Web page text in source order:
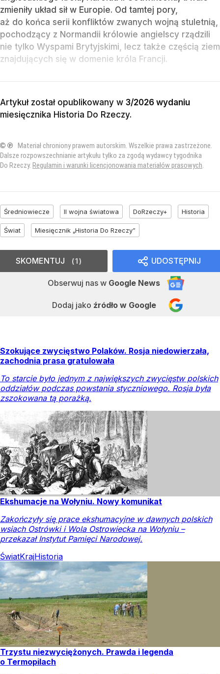
zmieniły układ sił w Europie. Od tamtej pory,
aż do końca serii konfliktów zwanych wojną stuletnią,
pochodzący z Normandii królowie angielscy rządzili
nie tylko Wyspami Brytyjskimi, lecz także częścią ziem
znajdujących się w domenie króla Francji.
Artykuł został opublikowany w 3/2026 wydaniu
miesięcznika Historia Do Rzeczy.
© ℗
Materiał chroniony prawem autorskim. Wszelkie prawa zastrzeżone.
Dalsze rozpowszechnianie artykułu tylko za zgodą wydawcy tygodnika
Do Rzeczy. Regulamin i warunki licencjonowania materiałów prasowych.
Średniowiecze II wojna światowa DoRzeczy+ Historia
Świat Miesięcznik „Historia Do Rzeczy”
UDOSTĘPNIJ
Obserwuj nas w Google News
Dodaj jako źródło w Google
SKOMENTUJ 1
Szokujące zwycięstwo Polaków. Rosja niedowierzała,
zachodnia prasa gratulowała
To starcie było jednym z największych zwycięstw polskich
oddziałów podczas powstania styczniowego. Rosja była
zszokowana tą porażką.
Ekshumacje na Wołyniu. Nowy komunikat
Zakończyły się prace ekshumacyjne w dawnych polskich
wsiach Ostrówki i Wola Ostrowiecka na Wołyniu –
przekazał Instytut Pamięci Narodowej.
ŚwiatKrajHistoria
Trzystu niezwyciężonych. Prawda i legenda
o Termopilach